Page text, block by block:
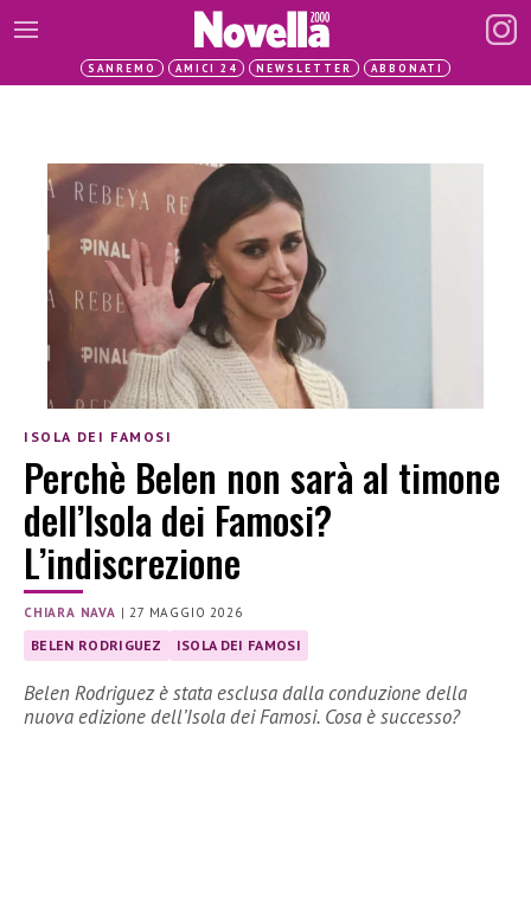
SANREMO AMICI 24 NEWSLETTER ABBONATI
ISOLA DEI FAMOSI
Perchè Belen non sarà al timone
dell’Isola dei Famosi?
L’indiscrezione
CHIARA NAVA |27 MAGGIO 2026
BELEN RODRIGUEZ ISOLA DEI FAMOSI
Belen Rodriguez è stata esclusa dalla conduzione della
nuova edizione dell’Isola dei Famosi. Cosa è successo?